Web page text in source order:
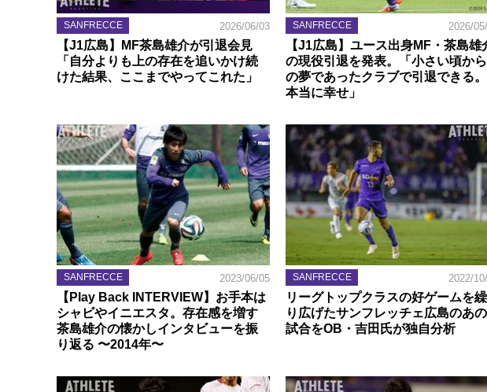
SANFRECCE 2026/06/03
【J1広島】MF茶島雄介が引退会見
「自分よりも上の存在を追いかけ続
けた結果、ここまでやってこれた」
SANFRECCE 2026/
【J1広島】ユース出身MF・茶島雄
の現役引退を発表。「小さい頃から
の夢であったクラブで引退できる。
本当に幸せ」
SANFRECCE 2023/06/05
【Play Back INTERVIEW】お手本は
シャビやイニエスタ。存在感を増す
茶島雄介の懐かしインタビューを振
り返る 〜2014年〜
SANFRECCE 2022/
リーグトップクラスの好ゲームを繰
り広げたサンフレッチェ広島のあの
試合をOB・吉田氏が独自分析